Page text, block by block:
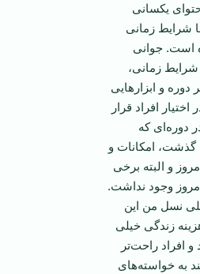
یکسانی
شرایط زمانی
است. جوانی
شرایط زمانی،
دوره و ابزارهایی
افراد قرار
دوره‌ای که
امکانات و
و البته برخی
وجود نداشت.
نسل من این
زندگی خیلی
و افراد راحت‌تر
به خواسته‌های